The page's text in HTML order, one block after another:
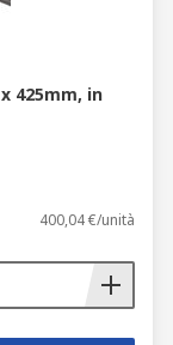
425mm, in
400,04 €/unità